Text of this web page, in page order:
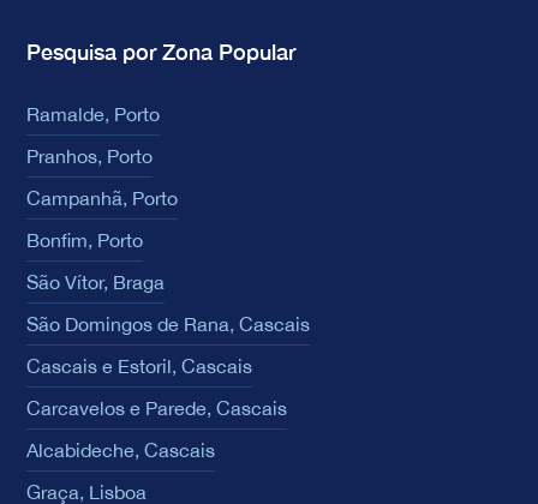
Pesquisa por Zona Popular
Ramalde, Porto
Pranhos, Porto
Campanhã, Porto
Bonfim, Porto
São Vítor, Braga
São Domingos de Rana, Cascais
Cascais e Estoril, Cascais
Carcavelos e Parede, Cascais
Alcabideche, Cascais
Graça, Lisboa